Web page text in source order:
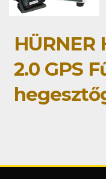
HÜRNER
2.0 GPS